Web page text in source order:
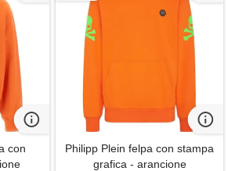
con
Philipp Plein felpa con stampa
grafica - arancione